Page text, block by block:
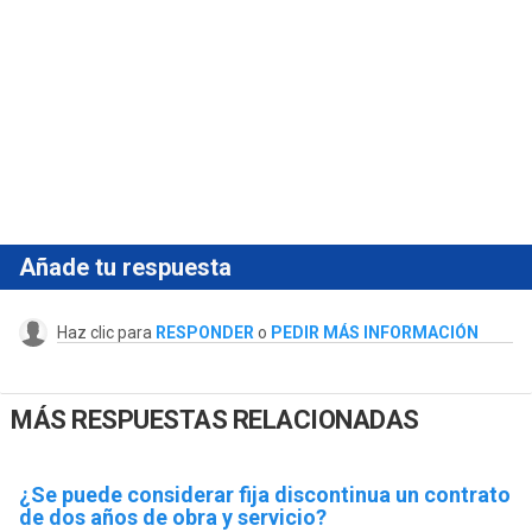
Añade tu respuesta
Haz clic para RESPONDER o PEDIR MÁS INFORMACIÓN
MÁS RESPUESTAS RELACIONADAS
¿Se puede considerar fija discontinua un contrato
de dos años de obra y servicio?